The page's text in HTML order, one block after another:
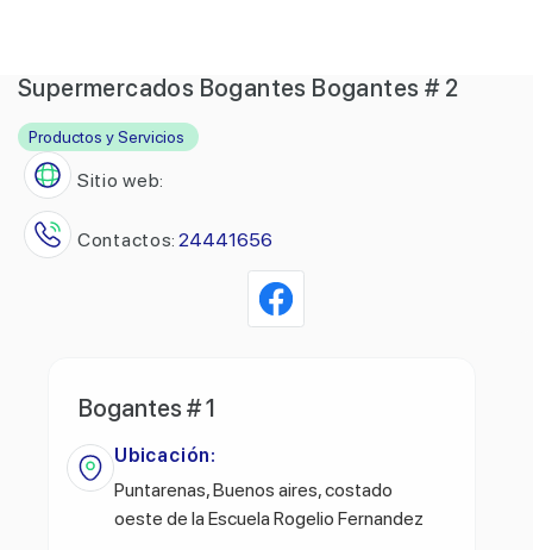
Supermercados Bogantes Bogantes # 2
Productos y Servicios
Sitio web:
Contactos: 24441656
Bogantes # 1
Ubicación:
Puntarenas, Buenos aires, costado
oeste de la Escuela Rogelio Fernandez